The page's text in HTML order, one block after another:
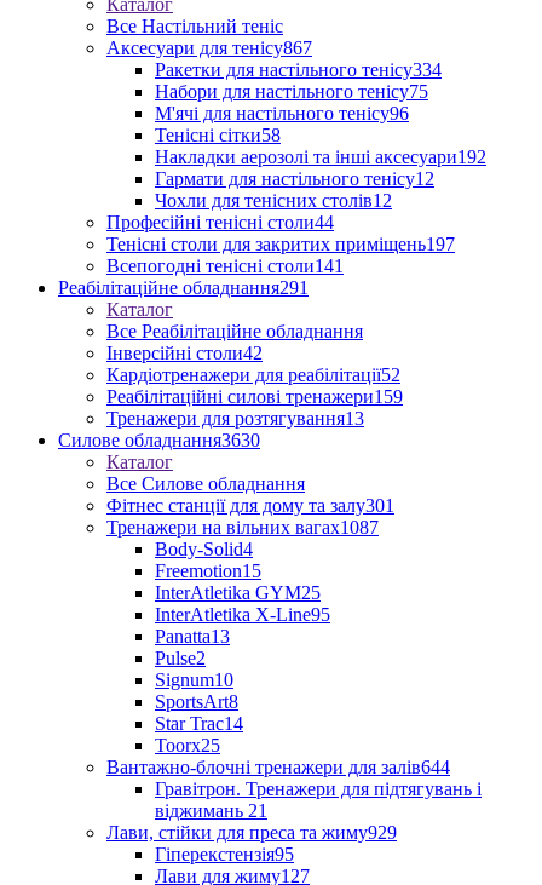
Каталог
Все Настільний теніс
Аксесуари для тенісу867
Ракетки для настільного тенісу334
Набори для настільного тенісу75
М'ячі для настільного тенісу96
Тенісні сітки58
Накладки аерозолі та інші аксесуари192
Гармати для настільного тенісу12
Чохли для тенісних столів12
Професійні тенісні столи44
Тенісні столи для закритих приміщень197
Всепогодні тенісні столи141
Реабілітаційне обладнання291
Каталог
Все Реабілітаційне обладнання
Інверсійні столи42
Кардіотренажери для реабілітації52
Реабілітаційні силові тренажери159
Тренажери для розтягування13
Силове обладнання3630
Каталог
Все Силове обладнання
Фітнес станції для дому та залу301
Тренажери на вільних вагах1087
Body-Solid4
Freemotion15
InterAtletika GYM25
InterAtletika X-Line95
Panatta13
Pulse2
Signum10
SportsArt8
Star Trac14
Toorx25
Вантажно-блочні тренажери для залів644
Гравітрон. Тренажери для підтягувань і
віджимань 21
Лави, стійки для преса та жиму929
Гіперекстензія95
Лави для жиму127